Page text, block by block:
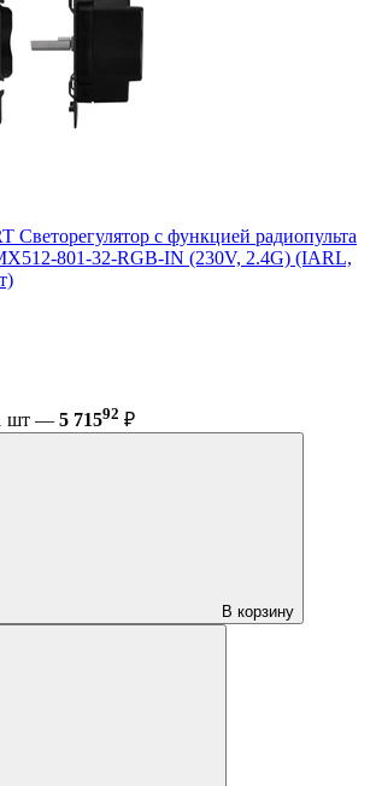
Светорегулятор с функцией радиопульта
801-32-RGB-IN (230V, 2.4G) (IARL,
шт — 5 71592 ₽
В корзину